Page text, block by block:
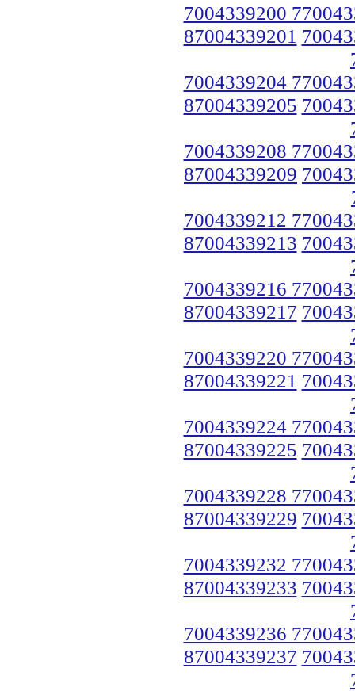
7004339200
87004339201
7004339204
87004339205
7004339208
87004339209
7004339212
87004339213
7004339216
87004339217
7004339220
87004339221
7004339224
87004339225
7004339228
87004339229
7004339232
87004339233
7004339236
87004339237